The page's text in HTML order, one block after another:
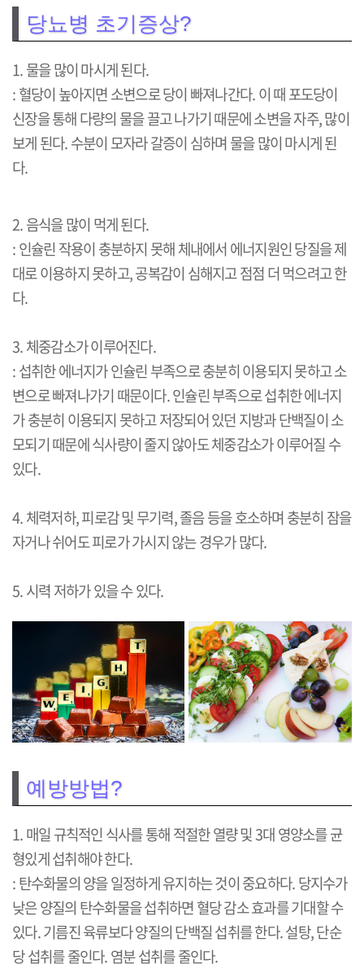
당뇨병 초기증상?
1. 물을 많이 마시게 된다.
: 혈당이 높아지면 소변으로 당이 빠져나간다. 이 때 포도당이
신장을 통해 다량의 물을 끌고 나가기 때문에 소변을 자주, 많이
보게 된다. 수분이 모자라 갈증이 심하며 물을 많이 마시게 된
다.
2. 음식을 많이 먹게 된다.
: 인슐린 작용이 충분하지 못해 체내에서 에너지원인 당질을 제
대로 이용하지 못하고, 공복감이 심해지고 점점 더 먹으려고 한
다.
3. 체중감소가 이루어진다.
: 섭취한 에너지가 인슐린 부족으로 충분히 이용되지 못하고 소
변으로 빠져나가기 때문이다. 인슐린 부족으로 섭취한 에너지
가 충분히 이용되지 못하고 저장되어 있던 지방과 단백질이 소
모되기 때문에 식사량이 줄지 않아도 체중감소가 이루어질 수
있다.
4. 체력저하, 피로감 및 무기력, 졸음 등을 호소하며 충분히 잠을
자거나 쉬어도 피로가 가시지 않는 경우가 많다.
5. 시력 저하가 있을 수 있다.
예방방법?
1. 매일 규칙적인 식사를 통해 적절한 열량 및 3대 영양소를 균
형있게 섭취해야 한다.
: 탄수화물의 양을 일정하게 유지하는 것이 중요하다. 당지수가
낮은 양질의 탄수화물을 섭취하면 혈당 감소 효과를 기대할 수
있다. 기름진 육류보다 양질의 단백질 섭취를 한다. 설탕, 단순
당 섭취를 줄인다. 염분 섭취를 줄인다.